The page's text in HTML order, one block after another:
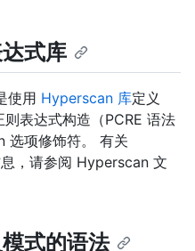
式库
使用 Hyperscan 库定义
表达式构造（PCRE 语法
选项修饰符。 有关
，请参阅 Hyperscan 文
式的语法